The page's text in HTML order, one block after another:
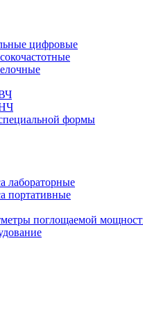
цифровые
формы
лабораторные
портативные
поглощаемой